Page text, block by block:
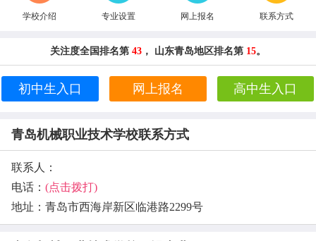
学校介绍 专业设置 网上报名 联系方式
关注度全国排名第 43 ， 山东青岛地区排名第 15。
初中生入口 网上报名 高中生入口
青岛机械职业技术学校联系方式
联系人：
电话： (点击拨打)
地址：青岛市西海岸新区临港路2299号